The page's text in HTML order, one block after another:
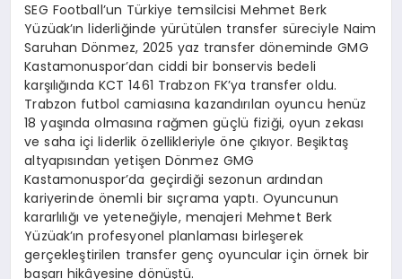
SEG Football’un Türkiye temsilcisi Mehmet Berk
Yüzüak’ın liderliğinde yürütülen transfer süreciyle Naim
Saruhan Dönmez, 2025 yaz transfer döneminde GMG
Kastamonuspor’dan ciddi bir bonservis bedeli
karşılığında KCT 1461 Trabzon FK’ya transfer oldu.
Trabzon futbol camiasına kazandırılan oyuncu henüz
18 yaşında olmasına rağmen güçlü fiziği, oyun zekası
ve saha içi liderlik özellikleriyle öne çıkıyor. Beşiktaş
altyapısından yetişen Dönmez GMG
Kastamonuspor’da geçirdiği sezonun ardından
kariyerinde önemli bir sıçrama yaptı. Oyuncunun
kararlılığı ve yeteneğiyle, menajeri Mehmet Berk
Yüzüak’ın profesyonel planlaması birleşerek
gerçekleştirilen transfer genç oyuncular için örnek bir
başarı hikâyesine dönüştü.